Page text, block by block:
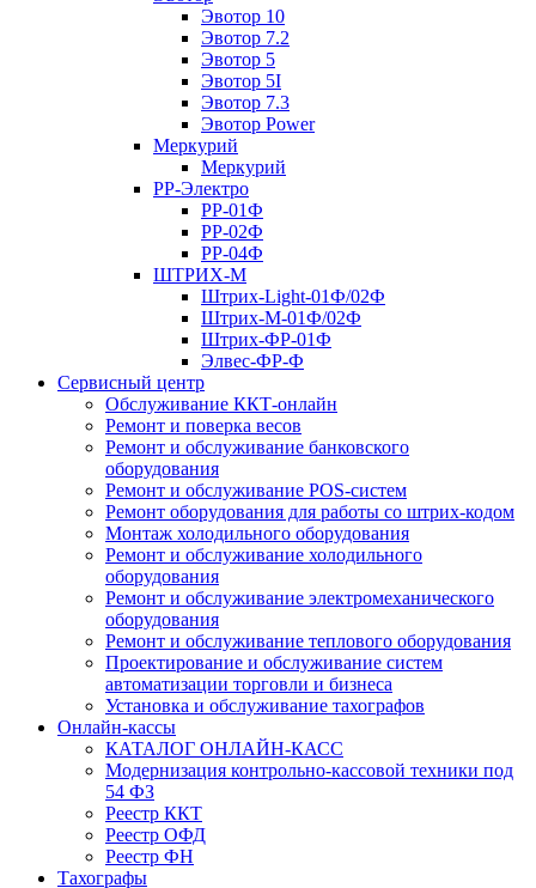
Эвотор 10
Эвотор 7.2
Эвотор 5
Эвотор 5I
Эвотор 7.3
Эвотор Power
Меркурий
Меркурий
РР-Электро
РР-01Ф
РР-02Ф
РР-04Ф
ШТРИХ-М
Штрих-Light-01Ф/02Ф
Штрих-М-01Ф/02Ф
Штрих-ФР-01Ф
Элвес-ФР-Ф
Сервисный центр
Обслуживание ККТ-онлайн
Ремонт и поверка весов
Ремонт и обслуживание банковского
оборудования
Ремонт и обслуживание POS-систем
Ремонт оборудования для работы со штрих-кодом
Монтаж холодильного оборудования
Ремонт и обслуживание холодильного
оборудования
Ремонт и обслуживание электромеханического
оборудования
Ремонт и обслуживание теплового оборудования
Проектирование и обслуживание систем
автоматизации торговли и бизнеса
Установка и обслуживание тахографов
Онлайн-кассы
КАТАЛОГ ОНЛАЙН-КАСС
Модернизация контрольно-кассовой техники под
54 ФЗ
Реестр ККТ
Реестр ОФД
Реестр ФН
Тахографы